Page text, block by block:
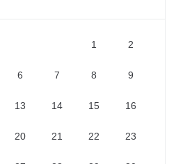
1 2
6 7 8 9
13 14 15 16
20 21 22 23